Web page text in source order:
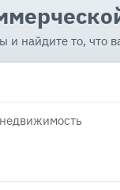
и найдите то, что